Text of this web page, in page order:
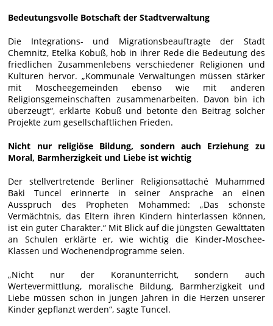
Bedeutungsvolle Botschaft der Stadtverwaltung
Die Integrations- und Migrationsbeauftragte der Stadt
Chemnitz, Etelka Kobuß, hob in ihrer Rede die Bedeutung des
friedlichen Zusammenlebens verschiedener Religionen und
Kulturen hervor. „Kommunale Verwaltungen müssen stärker
mit Moscheegemeinden ebenso wie mit anderen
Religionsgemeinschaften zusammenarbeiten. Davon bin ich
überzeugt“, erklärte Kobuß und betonte den Beitrag solcher
Projekte zum gesellschaftlichen Frieden.
Nicht nur religiöse Bildung, sondern auch Erziehung zu
Moral, Barmherzigkeit und Liebe ist wichtig
Der stellvertretende Berliner Religionsattaché Muhammed
Baki Tuncel erinnerte in seiner Ansprache an einen
Ausspruch des Propheten Mohammed: „Das schönste
Vermächtnis, das Eltern ihren Kindern hinterlassen können,
ist ein guter Charakter.“ Mit Blick auf die jüngsten Gewalttaten
an Schulen erklärte er, wie wichtig die Kinder-Moschee-
Klassen und Wochenendprogramme seien.
„Nicht nur der Koranunterricht, sondern auch
Wertevermittlung, moralische Bildung, Barmherzigkeit und
Liebe müssen schon in jungen Jahren in die Herzen unserer
Kinder gepflanzt werden“, sagte Tuncel.